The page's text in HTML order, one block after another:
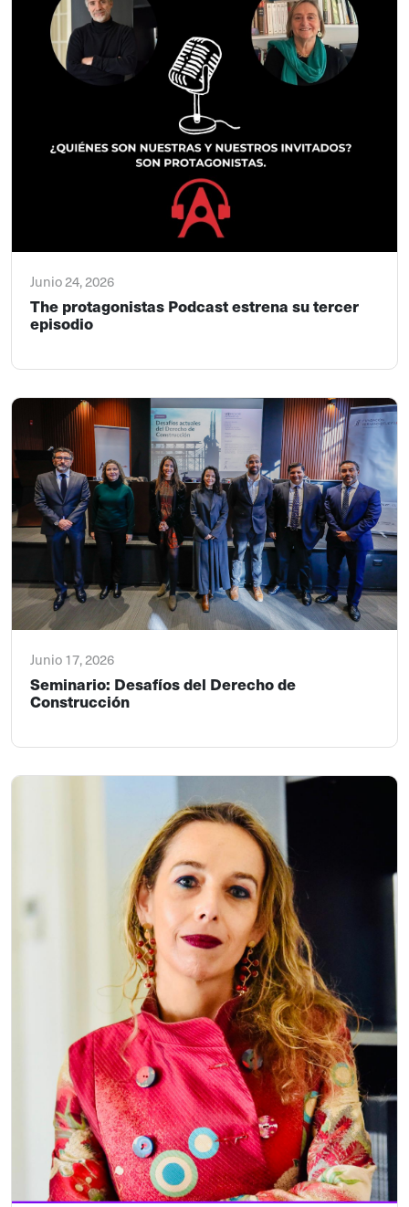
Junio 24, 2026
The protagonistas Podcast estrena su tercer
episodio
Junio 17, 2026
Seminario: Desafíos del Derecho de
Construcción